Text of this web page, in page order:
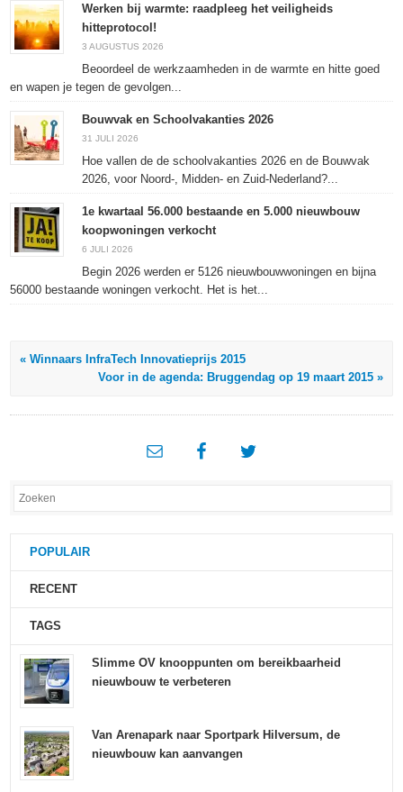
een
nieuw
venster
geopend)
een
nieuw
venster
geopend)
een
nieuw
venster
geopend)
nieuw
Werken bij warmte: raadpleeg het veiligheids
hitteprotocol!
3 AUGUSTUS 2026
Beoordeel de werkzaamheden in de warmte en hitte goed
en wapen je tegen de gevolgen...
Bouwvak en Schoolvakanties 2026
31 JULI 2026
Hoe vallen de de schoolvakanties 2026 en de Bouwvak
2026, voor Noord-, Midden- en Zuid-Nederland?...
1e kwartaal 56.000 bestaande en 5.000 nieuwbouw
koopwoningen verkocht
6 JULI 2026
Begin 2026 werden er 5126 nieuwbouwwoningen en bijna
56000 bestaande woningen verkocht. Het is het...
« Winnaars InfraTech Innovatieprijs 2015
Voor in de agenda: Bruggendag op 19 maart 2015 »
POPULAIR
RECENT
TAGS
Slimme OV knooppunten om bereikbaarheid
nieuwbouw te verbeteren
Van Arenapark naar Sportpark Hilversum, de
nieuwbouw kan aanvangen